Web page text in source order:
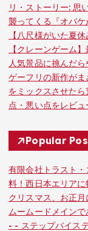
リ・ストーリー: 思
襲ってくる『オバケ
【八尺様がいた夏
【クレーンゲーム
人気景品に挑んだ
ゲーフリの新作が
をミックスさせた
点・悪い点をレビュ
Popular
有限会社トラスト
料！西日本エリアに
クリスマス、お正
ムームードメイン
- - ステップバイス